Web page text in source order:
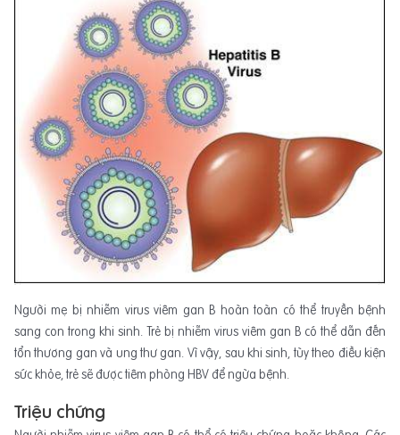
Người mẹ bị nhiễm virus viêm gan B hoàn toàn có thể truyền bệnh
sang con trong khi sinh. Trẻ bị nhiễm virus viêm gan B có thể dẫn đến
tổn thương gan và ung thư gan. Vì vậy, sau khi sinh, tùy theo điều kiện
sức khỏe, trẻ sẽ được tiêm phòng HBV để ngừa bệnh.
Triệu chứng